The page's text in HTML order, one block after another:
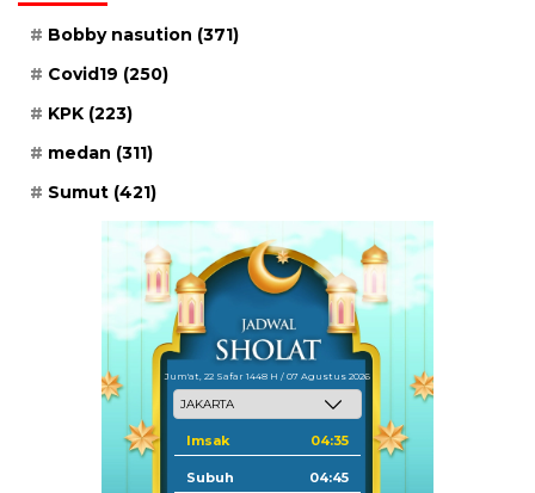
Bobby nasution (371)
Covid19 (250)
KPK (223)
medan (311)
Sumut (421)
Jum'at, 22 Safar 1448 H / 07 Agustus 2026
Imsak 04:35
Subuh 04:45